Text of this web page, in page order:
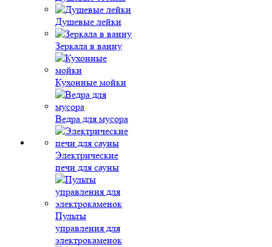
Душевые лейки
Зеркала в ванну
Кухонные мойки
Ведра для мусора
Электрические
печи для сауны
Пульты
управления для
электрокаменок